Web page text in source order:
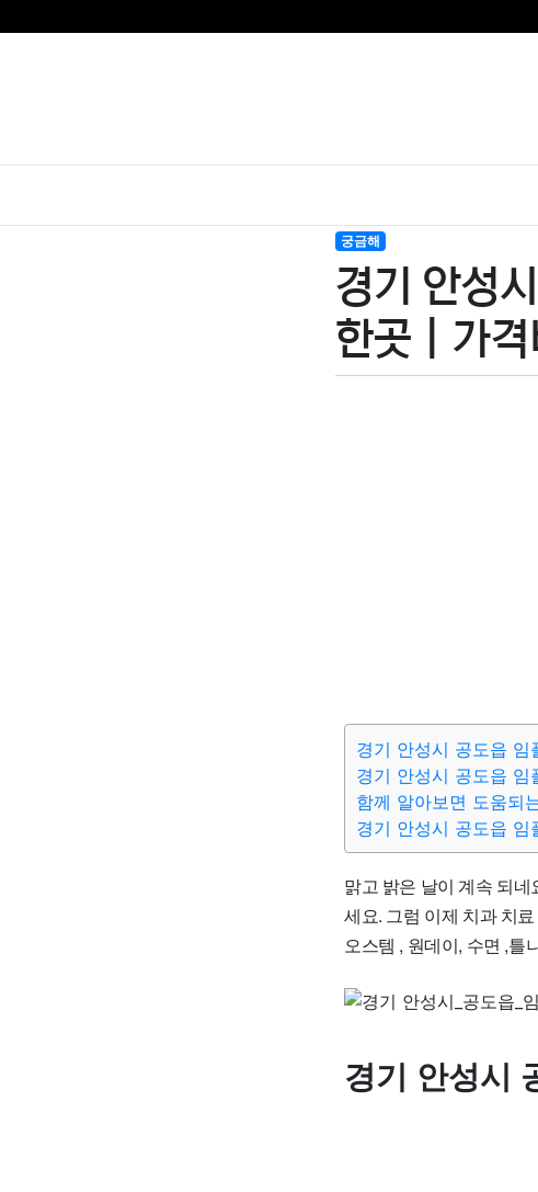
궁금해
경기 안성
한곳 | 가격
경기 안성시 공도읍 임
경기 안성시 공도읍 임
함께 알아보면 도움되
경기 안성시 공도읍 임
맑고 밝은 날이 계속 되
세요. 그럼 이제 치과 치
오스템 , 원데이, 수면 ,틀
경기 안성시